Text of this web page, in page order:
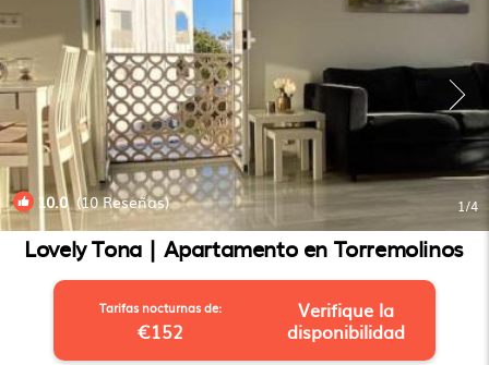
10.0(10 Reseñas) 1/4
Lovely Tona | Apartamento en Torremolinos
Tarifas nocturnas de:
€152
Verifique la
disponibilidad